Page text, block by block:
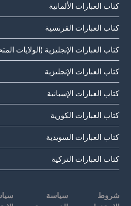
كتاب العبارات الألمانية
كتاب العبارات الفرنسية
كتاب العبارات الإنجليزية (الولايات
كتاب العبارات الإنجليزية
كتاب العبارات الإسبانية
كتاب العبارات الكورية
كتاب العبارات السويدية
كتاب العبارات التركية
شروط
سياسة